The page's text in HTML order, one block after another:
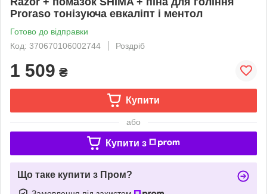
Proraso тонізуюча евкаліпт і ментол
Готово до відправки
Код: 370670106002744
Роздріб
1 509 ₴
Купити
або
Купити з
Що таке купити з Пром?